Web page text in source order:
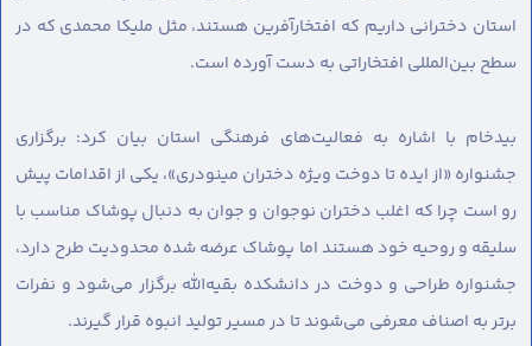
استان دخترانی داریم که افتخارآفرین هستند، مثل ملیکا محمدی که در
سطح بین‌المللی افتخاراتی به دست آورده است.
بیدخام با اشاره به فعالیت‌های فرهنگی استان بیان کرد: برگزاری
جشنواره «از ایده تا دوخت ویژه دختران مینودری»، یکی از اقدامات پیش
رو است چرا که اغلب دختران نوجوان و جوان به دنبال پوشاک مناسب با
سلیقه و روحیه خود هستند اما پوشاک عرضه شده محدودیت طرح دارد،
جشنواره طراحی و دوخت در دانشکده بقیه‌الله برگزار می‌شود و نفرات
برتر به اصناف معرفی می‌شوند تا در مسیر تولید انبوه قرار گیرند.